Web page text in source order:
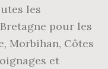
les
pour les
Morbihan, Côtes
et